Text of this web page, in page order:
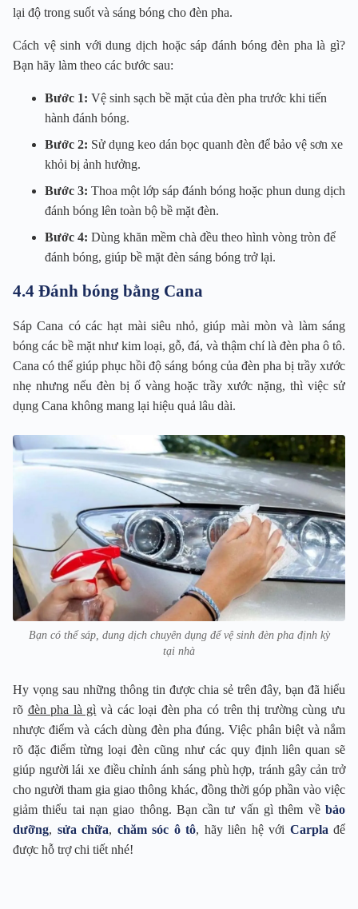
lại độ trong suốt và sáng bóng cho đèn pha.
Cách vệ sinh với dung dịch hoặc sáp đánh bóng đèn pha là gì?
Bạn hãy làm theo các bước sau:
Bước 1: Vệ sinh sạch bề mặt của đèn pha trước khi tiến
hành đánh bóng.
Bước 2: Sử dụng keo dán bọc quanh đèn để bảo vệ sơn xe
khỏi bị ảnh hưởng.
Bước 3: Thoa một lớp sáp đánh bóng hoặc phun dung dịch
đánh bóng lên toàn bộ bề mặt đèn.
Bước 4: Dùng khăn mềm chà đều theo hình vòng tròn để
đánh bóng, giúp bề mặt đèn sáng bóng trở lại.
4.4 Đánh bóng bằng Cana
Sáp Cana có các hạt mài siêu nhỏ, giúp mài mòn và làm sáng
bóng các bề mặt như kim loại, gỗ, đá, và thậm chí là đèn pha ô tô.
Cana có thể giúp phục hồi độ sáng bóng của đèn pha bị trầy xước
nhẹ nhưng nếu đèn bị ố vàng hoặc trầy xước nặng, thì việc sử
dụng Cana không mang lại hiệu quả lâu dài.
Bạn có thể sáp, dung dịch chuyên dụng để vệ sinh đèn pha định kỳ
tại nhà
Hy vọng sau những thông tin được chia sẻ trên đây, bạn đã hiểu
rõ đèn pha là gì và các loại đèn pha có trên thị trường cùng ưu
nhược điểm và cách dùng đèn pha đúng. Việc phân biệt và nắm
rõ đặc điểm từng loại đèn cũng như các quy định liên quan sẽ
giúp người lái xe điều chỉnh ánh sáng phù hợp, tránh gây cản trở
cho người tham gia giao thông khác, đồng thời góp phần vào việc
giảm thiểu tai nạn giao thông. Bạn cần tư vấn gì thêm về bảo
dưỡng, sửa chữa, chăm sóc ô tô, hãy liên hệ với Carpla để
được hỗ trợ chi tiết nhé!